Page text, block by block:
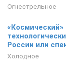
Огнестрельное
«Космический»
России или
Холодное